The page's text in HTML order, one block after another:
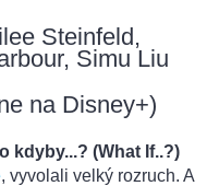
Steinfeld,
Simu Liu
na Disney+)
kdyby...? (What If..?)
, vyvolali velký rozruch. A